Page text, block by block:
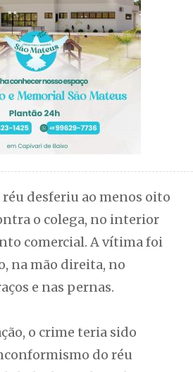
réu desferiu ao menos oito
o colega, no interior
comercial. A vítima foi
na mão direita, no
e nas pernas.
o crime teria sido
do réu